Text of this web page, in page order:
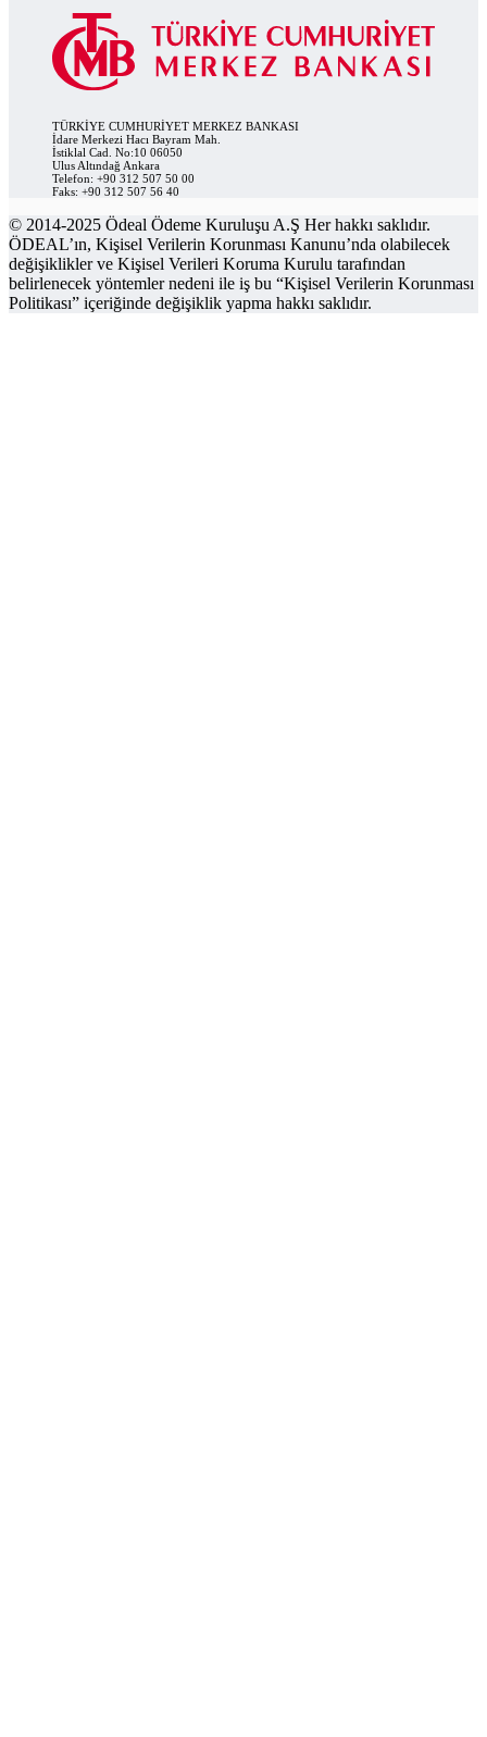
TÜRKİYE CUMHURİYET MERKEZ BANKASI
İdare Merkezi Hacı Bayram Mah.
İstiklal Cad. No:10 06050
Ulus Altındağ Ankara
Telefon: +90 312 507 50 00
Faks: +90 312 507 56 40
© 2014-2025 Ödeal Ödeme Kuruluşu A.Ş Her hakkı saklıdır.
ÖDEAL’ın, Kişisel Verilerin Korunması Kanunu’nda olabilecek
değişiklikler ve Kişisel Verileri Koruma Kurulu tarafından
belirlenecek yöntemler nedeni ile iş bu “Kişisel Verilerin Korunması
Politikası” içeriğinde değişiklik yapma hakkı saklıdır.